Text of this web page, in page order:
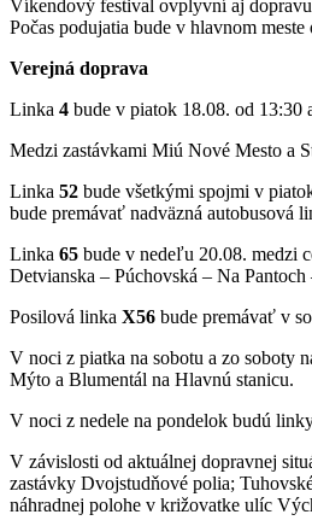
Víkendový festival ovplyvní aj
Počas podujatia bude v hlavnom
Verejná doprava
Linka 4 bude v piatok 18.08. od 13:30
Medzi zastávkami Miú Nové Mesto a
Linka 52 bude všetkými spojmi v
bude premávať nadväzná autobusová
Linka 65 bude v nedeľu 20.08. medzi
Detvianska – Púchovská – Na
Posilová linka X56 bude premávať v
V noci z piatka na sobotu a zo soboty
Mýto a Blumentál na Hlavnú stanicu.
V noci z nedele na pondelok budú
V závislosti od aktuálnej dopravnej
zastávky Dvojstudňové polia;
náhradnej polohe v križovatke ulíc